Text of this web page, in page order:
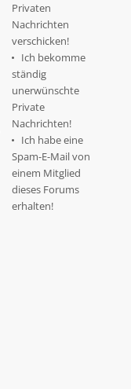
Privaten
Nachrichten
verschicken!
Ich bekomme
ständig
unerwünschte
Private
Nachrichten!
Ich habe eine
Spam-E-Mail von
einem Mitglied
dieses Forums
erhalten!